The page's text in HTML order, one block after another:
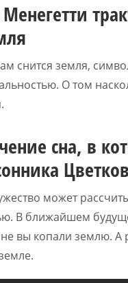
снится земля,
О том
сна, в
может
В ближайшем
вы копали землю.